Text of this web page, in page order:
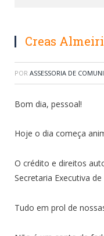
Creas
POR ASSESSORIA DE
Bom dia, pessoal!
Hoje o dia começa
O crédito e direitos
Secretaria Executiva
Tudo em prol de